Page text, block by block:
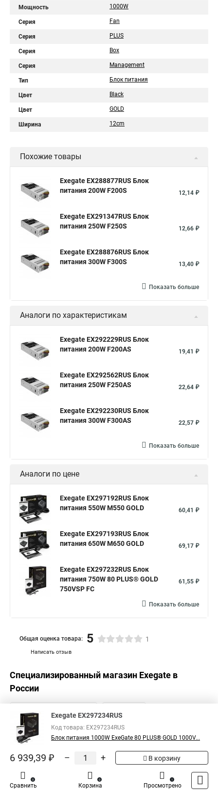
Мощность 1000W
Серия Fan
Серия PLUS
Серия Box
Серия Management
Тип Блок питания
Цвет Black
Цвет GOLD
Ширина 12cm
Похожие товары
Exegate EX288877RUS Блок
питания 200W F200S
12,14 ₽
Exegate EX291347RUS Блок
питания 250W F250S
12,66 ₽
Exegate EX288876RUS Блок
питания 300W F300S
13,40 ₽
Показать больше
Аналоги по характеристикам
Exegate EX292229RUS Блок
питания 200W F200AS
19,41 ₽
Exegate EX292562RUS Блок
питания 250W F250AS
22,64 ₽
Exegate EX292230RUS Блок
питания 300W F300AS
22,57 ₽
Показать больше
Аналоги по цене
Exegate EX297192RUS Блок
питания 550W M550 GOLD
60,41 ₽
Exegate EX297193RUS Блок
питания 650W M650 GOLD
69,17 ₽
Exegate EX297232RUS Блок
питания 750W 80 PLUS® GOLD
750VSP FС
61,55 ₽
Показать больше
Написать отзыв
Общая оценка товара: 5 1
Специализированный магазин Exegate в
России
Exegate EX297234RUS
Код товара: EX297234RUS
Блок питания 1000W ExeGate 80 PLUS® GOLD 1000V...
6 939,39 ₽ – + В корзину
Сравнить
0
Корзина
0
Просмотрено
1